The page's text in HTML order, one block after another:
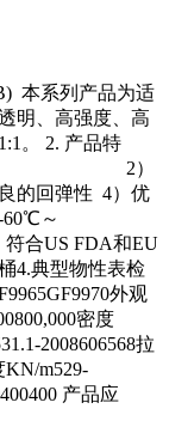
本系列产品为适
明、高强度、高
。 2. 产品特
度 2）
的回弹性 4）优
60℃～
合US FDA和EU
4.典型物性表检
外观
密度
2008606568拉
KN/m529-
产品应